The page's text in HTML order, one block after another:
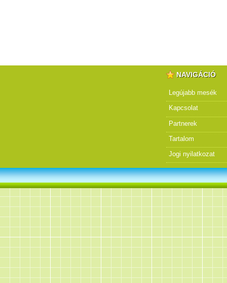
NAVIGÁCIÓ
Legújabb mesék
Kapcsolat
Partnerek
Tartalom
Jogi nyilatkozat